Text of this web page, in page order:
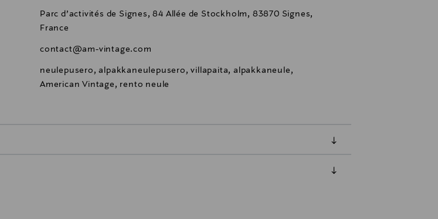
Parc d’activités de Signes, 84 Allée de Stockholm, 83870 Signes,
France
contact@am-vintage.com
neulepusero, alpakkaneulepusero, villapaita, alpakkaneule,
American Vintage, rento neule